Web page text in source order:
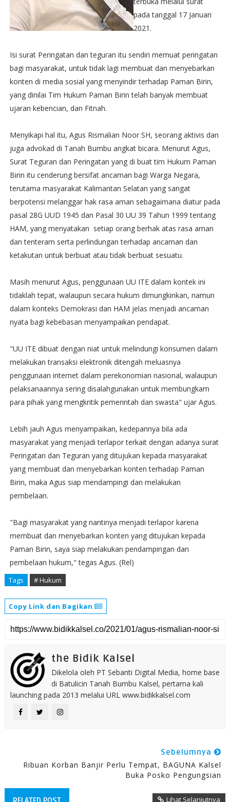
pada tanggal 17 Januari
2021.
Isi surat Peringatan dan teguran itu sendiri memuat peringatan
bagi masyarakat, untuk tidak lagi membuat dan menyebarkan
konten di media sosial yang menyindir terhadap Paman Birin,
yang dinilai Tim Hukum Paman Birin telah banyak membuat
ujaran kebencian, dan Fitnah.
Menyikapi hal itu, Agus Rismalian Noor SH, seorang aktivis dan
juga advokad di Tanah Bumbu angkat bicara. Menurut Agus,
Surat Teguran dan Peringatan yang di buat tim Hukum Paman
Birin itu cenderung bersifat ancaman bagi Warga Negara,
terutama masyarakat Kalimantan Selatan yang sangat
berpotensi melanggar hak rasa aman sebagaimana diatur pada
pasal 28G UUD 1945 dan Pasal 30 UU 39 Tahun 1999 tentang
HAM, yang menyatakan setiap orang berhak atas rasa aman
dan tenteram serta perlindungan terhadap ancaman dan
ketakutan untuk berbuat atau tidak berbuat sesuatu.
Masih menurut Agus, penggunaan UU ITE dalam kontek ini
tidaklah tepat, walaupun secara hukum dimungkinkan, namun
dalam konteks Demokrasi dan HAM jelas menjadi ancaman
nyata bagi kebebasan menyampaikan pendapat.
"UU ITE dibuat dengan niat untuk melindungi konsumen dalam
melakukan transaksi elektronik ditengah meluasnya
penggunaan internet dalam perekonomian nasional, walaupun
pelaksanaannya sering disalahgunakan untuk membungkam
para pihak yang mengkritik pemerintah dan swasta" ujar Agus.
Lebih jauh Agus menyampaikan, kedepannya bila ada
masyarakat yang menjadi terlapor terkait dengan adanya surat
Peringatan dan Teguran yang ditujukan kepada masyarakat
yang membuat dan menyebarkan konten terhadap Paman
Birin, maka Agus siap mendampingi dan melakukan
pembelaan.
"Bagi masyarakat yang nantinya menjadi terlapor karena
membuat dan menyebarkan konten yang ditujukan kepada
Paman Birin, saya siap melakukan pendampingan dan
pembelaan hukum," tegas Agus. (Rel)
Tags # Hukum
Copy Link dan Bagikan
the Bidik Kalsel
Dikelola oleh PT Sebanti Digital Media, home base
di Batulicin Tanah Bumbu Kalsel, pertama kali
launching pada 2013 melalui URL www.bidikkalsel.com
Sebelumnya
Ribuan Korban Banjir Perlu Tempat, BAGUNA Kalsel
Buka Posko Pengungsian
Lihat Selanjutnya